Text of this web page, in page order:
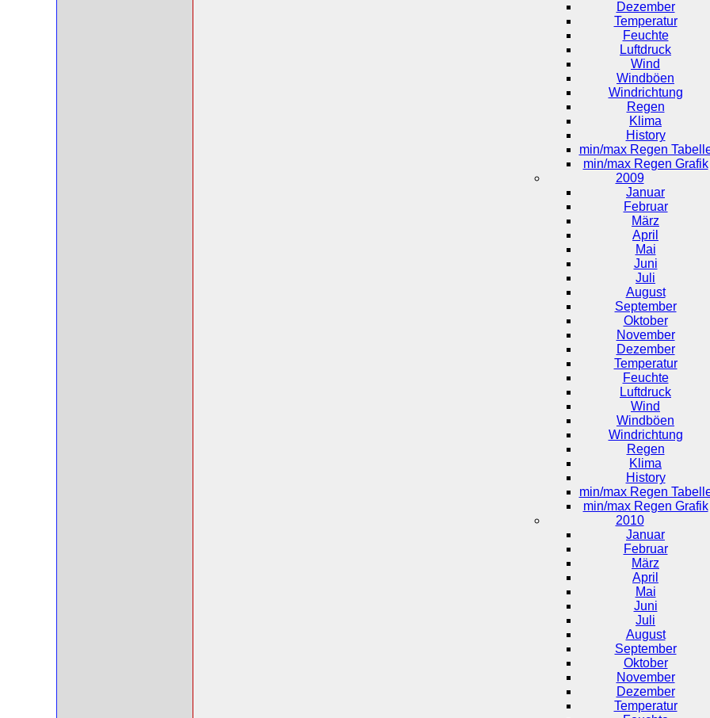
Dezember
Temperatur
Feuchte
Luftdruck
Wind
Windböen
Windrichtung
Regen
Klima
History
min/max Regen
min/max Regen Grafik
2009
Januar
Februar
März
April
Mai
Juni
Juli
August
September
Oktober
November
Dezember
Temperatur
Feuchte
Luftdruck
Wind
Windböen
Windrichtung
Regen
Klima
History
min/max Regen
min/max Regen Grafik
2010
Januar
Februar
März
April
Mai
Juni
Juli
August
September
Oktober
November
Dezember
Temperatur